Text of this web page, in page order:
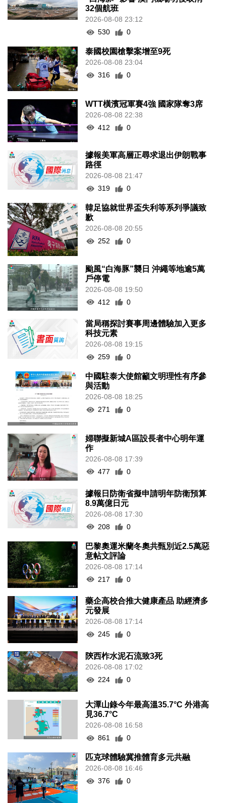
32個航班
2026-08-08 23:12
530
0
泰國校園槍擊案增至9死
2026-08-08 23:04
316
0
WTT橫濱冠軍賽4強 國家隊奪3席
2026-08-08 22:38
412
0
據報美軍高層正尋求退出伊朗戰事
路徑
2026-08-08 21:47
319
0
韓足協就世界盃失利等系列爭議致
歉
2026-08-08 20:55
252
0
颱風“白海豚”襲日 沖繩等地逾5萬
戶停電
2026-08-08 19:50
412
0
當局稱探討賽事周邊體驗加入更多
科技元素
2026-08-08 19:15
259
0
中國駐泰大使館籲文明理性有序參
與活動
2026-08-08 18:25
271
0
婦聯擬新城A區設長者中心明年運
作
2026-08-08 17:39
477
0
據報日防衛省擬申請明年防衛預算
8.9萬億日元
2026-08-08 17:30
208
0
巴黎奧運米蘭冬奧共甄別近2.5萬惡
意帖文評論
2026-08-08 17:14
217
0
藥企高校合推大健康產品 助經濟多
元發展
2026-08-08 17:14
245
0
陝西柞水泥石流致3死
2026-08-08 17:02
224
0
大潭山錄今年最高溫35.7°C 外港高
見36.7°C
2026-08-08 16:58
861
0
匹克球體驗冀推體育多元共融
2026-08-08 16:46
376
0